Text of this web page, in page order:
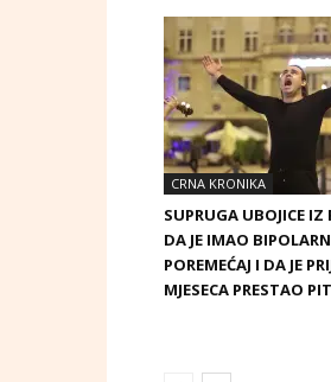
CRNA KRONIKA
SUPRUGA UBOJICE IZ
DA JE IMAO
POREMEĆAJ I DA JE
MJESECA PRESTAO